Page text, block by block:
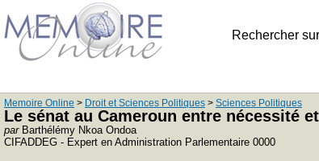
Rechercher
Memoire Online > Droit et Sciences Politiques > Sciences Politiques
Le sénat au Cameroun entre nécessité
parBarthélémy Nkoa Ondoa
CIFADDEG - Expert en Administration Parlementaire 0000